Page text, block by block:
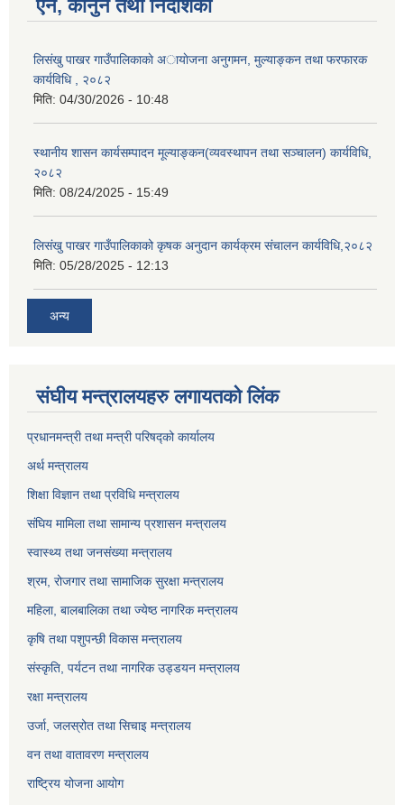
ऐन, कानुन तथा निर्देशिका
लिसंखु पाखर गाउँपालिकाकाे अायाेजना अनुगमन, मुल्याङ्कन तथा फरफारक
कार्यविधि , २०८२
मिति: 04/30/2026 - 10:48
स्थानीय शासन कार्यसम्पादन मूल्याङ्कन(व्यवस्थापन तथा सञ्चालन) कार्यविधि,
२०८२
मिति: 08/24/2025 - 15:49
लिसंखु पाखर गाउँपालिकाको कृषक अनुदान कार्यक्रम संचालन कार्यविधि,२०८२
मिति: 05/28/2025 - 12:13
अन्य
संघीय मन्त्रालयहरु लगायतको लिंक
प्रधानमन्त्री तथा मन्त्री परिषद्को कार्यालय
अर्थ मन्त्रालय
शिक्षा विज्ञान तथा प्रविधि मन्त्रालय
संघिय मामिला तथा सामान्य प्रशासन मन्त्रालय
स्वास्थ्य तथा जनसंख्या मन्त्रालय
श्रम, रोजगार तथा सामाजिक सुरक्षा मन्त्रालय
महिला, बालबालिका तथा ज्येष्ठ नागरिक मन्त्रालय
कृषि तथा पशुपन्छी विकास मन्त्रालय
संस्कृति, पर्यटन तथा नागरिक उड्डयन मन्त्रालय
रक्षा मन्त्रालय
उर्जा, जलस्रोत तथा सिचाइ मन्त्रालय
वन तथा वातावरण मन्त्रालय
राष्ट्रिय योजना आयोग